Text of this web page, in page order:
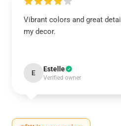
Vibrant colors and great
my decor.
E Estelle
Verified owner